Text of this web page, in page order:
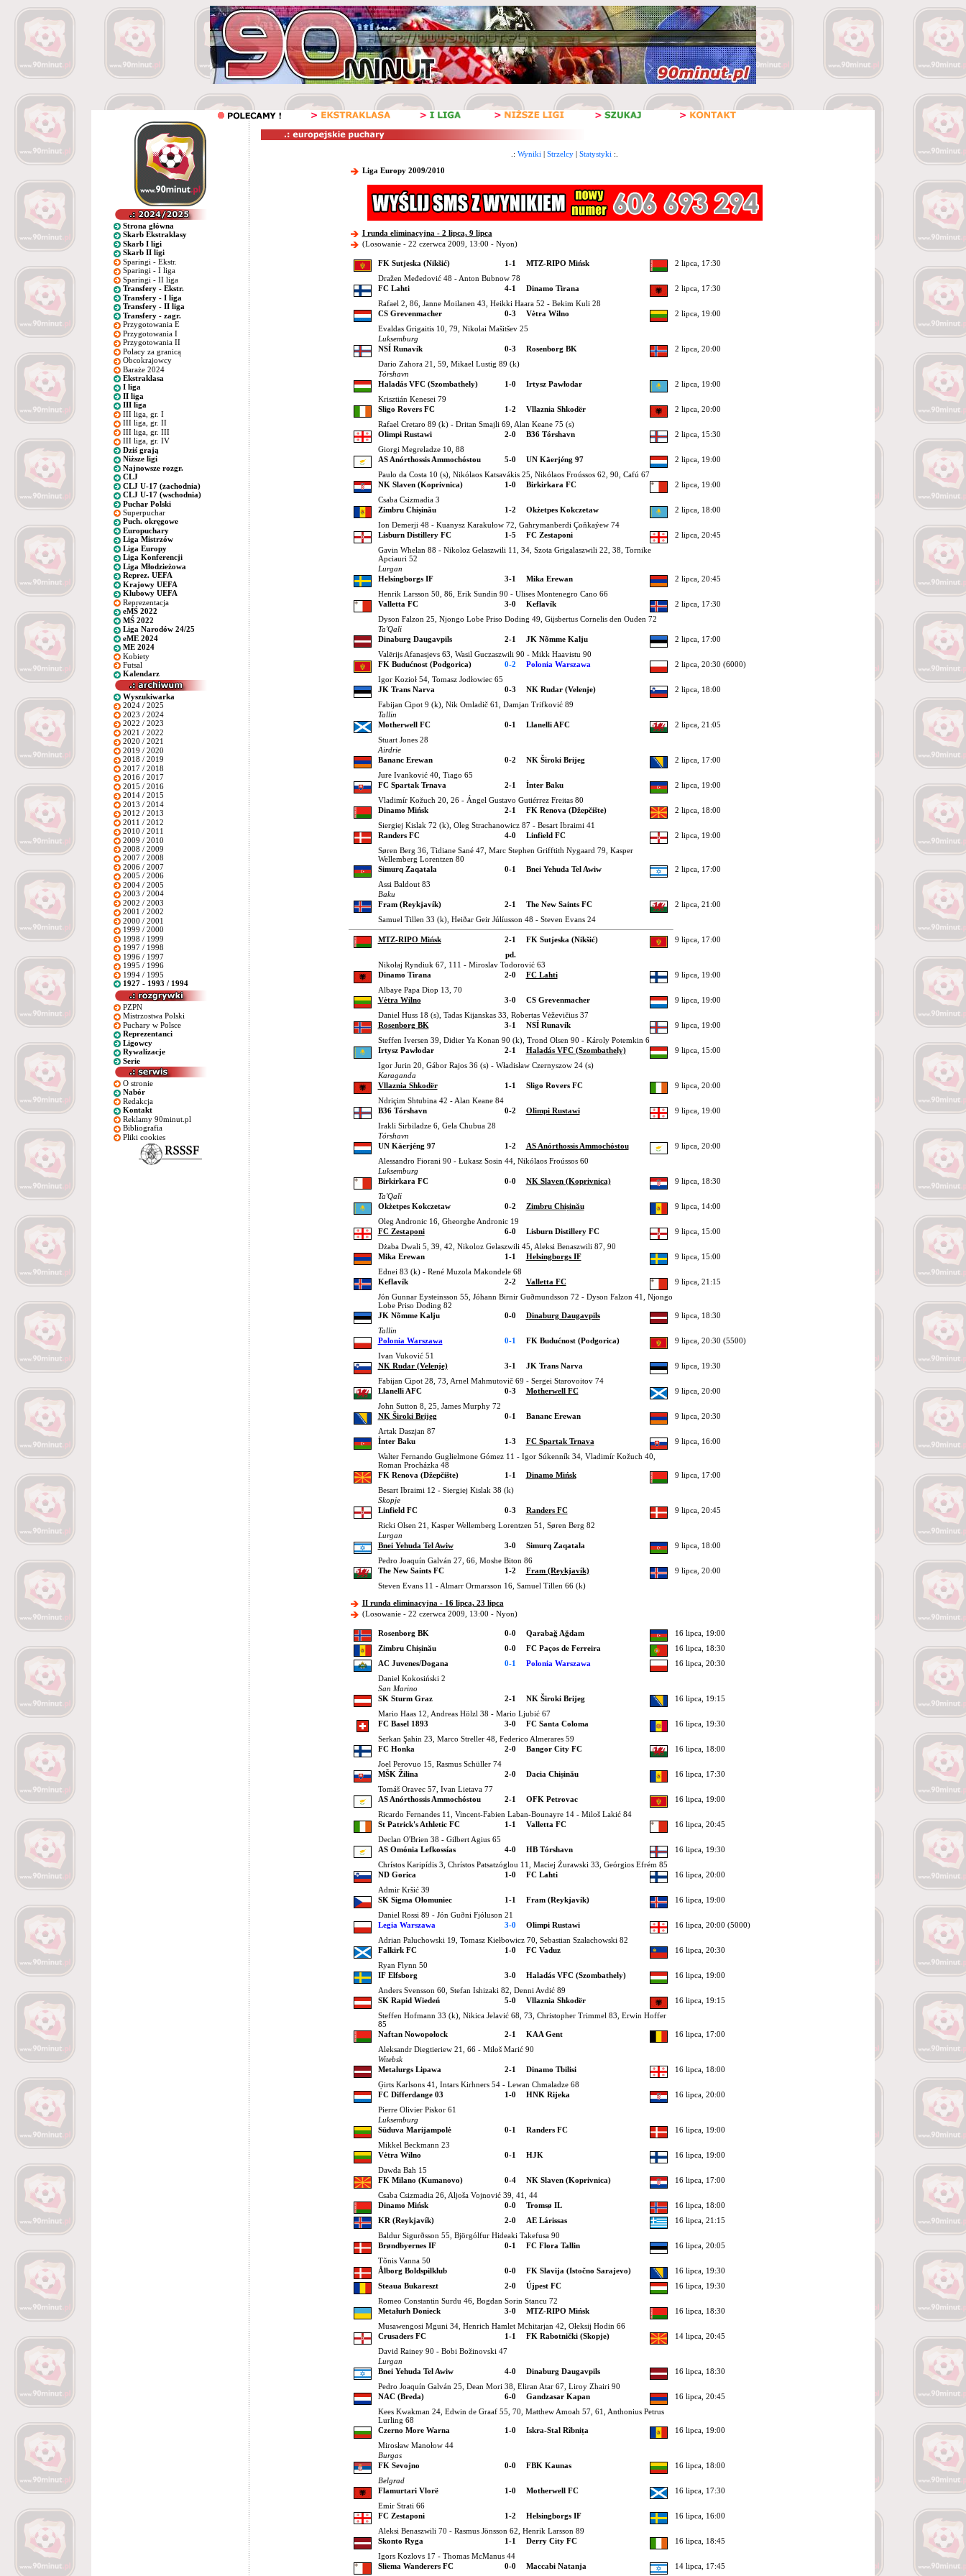
Strona główna
Skarb Ekstraklasy
Skarb I ligi
Skarb II ligi
Sparingi - Ekstr.
Sparingi - I liga
Sparingi - II liga
Transfery - Ekstr.
Transfery - I liga
Transfery - II liga
Transfery - zagr.
Przygotowania E
Przygotowania I
Przygotowania II
Polacy za granicą
Obcokrajowcy
Baraże 2024
Ekstraklasa
I liga
II liga
III liga
III liga, gr. I
III liga, gr. II
III liga, gr. III
III liga, gr. IV
Dziś grają
Niższe ligi
Najnowsze rozgr.
CLJ
CLJ U-17 (zachodnia)
CLJ U-17 (wschodnia)
Puchar Polski
Superpuchar
Puch. okręgowe
Europuchary
Liga Mistrzów
Liga Europy
Liga Konferencji
Liga Młodzieżowa
Reprez. UEFA
Krajowy UEFA
Klubowy UEFA
Reprezentacja
eMŚ 2022
MŚ 2022
Liga Narodów 24/25
eME 2024
ME 2024
Kobiety
Futsal
Kalendarz
Wyszukiwarka
2024 / 2025
2023 / 2024
2022 / 2023
2021 / 2022
2020 / 2021
2019 / 2020
2018 / 2019
2017 / 2018
2016 / 2017
2015 / 2016
2014 / 2015
2013 / 2014
2012 / 2013
2011 / 2012
2010 / 2011
2009 / 2010
2008 / 2009
2007 / 2008
2006 / 2007
2005 / 2006
2004 / 2005
2003 / 2004
2002 / 2003
2001 / 2002
2000 / 2001
1999 / 2000
1998 / 1999
1997 / 1998
1996 / 1997
1995 / 1996
1994 / 1995
1927 - 1993 / 1994
PZPN
Mistrzostwa Polski
Puchary w Polsce
Reprezentanci
Ligowcy
Rywalizacje
Serie
O stronie
Nabór
Redakcja
Kontakt
Reklamy 90minut.pl
Bibliografia
Pliki cookies
.: Wyniki | Strzelcy | Statystyki :.
Liga Europy 2009/2010
I runda eliminacyjna - 2 lipca, 9 lipca
(Losowanie - 22 czerwca 2009, 13:00 - Nyon)
FK Sutjeska (Nikšić) 1-1 MTZ-RIPO Mińsk
2 lipca, 17:30
Dražen Međedović 48 - Anton Bubnow 78
FC Lahti
4-1 Dinamo Tirana
2 lipca, 17:30
Rafael 2, 86, Janne Moilanen 43, Heikki Haara 52 - Bekim Kuli 28
CS Grevenmacher
0-3 Vėtra Wilno
2 lipca, 19:00
Evaldas Grigaitis 10, 79, Nikolai Mašitšev 25
Luksemburg
NSÍ Runavík
0-3 Rosenborg BK
2 lipca, 20:00
Dario Zahora 21, 59, Mikael Lustig 89 (k)
Tórshavn
Haladás VFC (Szombathely)
1-0 Irtysz Pawłodar
2 lipca, 19:00
Krisztián Kenesei 79
Sligo Rovers FC
1-2 Vllaznia Shkodër
2 lipca, 20:00
Rafael Cretaro 89 (k) - Dritan Smajli 69, Alan Keane 75 (s)
Olimpi Rustawi
2-0 B36 Tórshavn
2 lipca, 15:30
Giorgi Megreladze 10, 88
AS Anórthossis Ammochóstou
5-0 UN Käerjéng 97
2 lipca, 19:00
Paulo da Costa 10 (s), Nikólaos Katsavákis 25, Nikólaos Froússos 62, 90, Cafú 67
NK Slaven (Koprivnica)
1-0 Birkirkara FC
2 lipca, 19:00
Csaba Csizmadia 3
Zimbru Chișinău
1-2 Okżetpes Kokczetaw
2 lipca, 18:00
Ion Demerji 48 - Kuanysz Karakułow 72, Gahrymanberdi Çoňkaýew 74
Lisburn Distillery FC
1-5 FC Zestaponi
2 lipca, 20:45
Gavin Whelan 88 - Nikoloz Gelaszwili 11, 34, Szota Grigalaszwili 22, 38, Tornike
Apciauri 52
Lurgan
Helsingborgs IF
3-1 Mika Erewan
2 lipca, 20:45
Henrik Larsson 50, 86, Erik Sundin 90 - Ulises Montenegro Cano 66
Valletta FC
3-0 Keflavík
2 lipca, 17:30
Dyson Falzon 25, Njongo Lobe Priso Doding 49, Gijsbertus Cornelis den Ouden 72
Ta'Qali
Dinaburg Daugavpils
2-1 JK Nõmme Kalju
2 lipca, 17:00
Valērijs Afanasjevs 63, Wasil Guczaszwili 90 - Mikk Haavistu 90
FK Budućnost (Podgorica)
0-2 Polonia Warszawa
2 lipca, 20:30 (6000)
Igor Kozioł 54, Tomasz Jodłowiec 65
JK Trans Narva
0-3 NK Rudar (Velenje)
2 lipca, 18:00
Fabijan Cipot 9 (k), Nik Omladič 61, Damjan Trifković 89
Tallin
Motherwell FC
0-1 Llanelli AFC
2 lipca, 21:05
Stuart Jones 28
Airdrie
Bananc Erewan
0-2 NK Široki Brijeg
2 lipca, 17:00
Jure Ivanković 40, Tiago 65
FC Spartak Trnava
2-1 İnter Baku
2 lipca, 19:00
Vladimír Kožuch 20, 26 - Ángel Gustavo Gutiérrez Freitas 80
Dinamo Mińsk
2-1 FK Renova (Džepčište)
2 lipca, 18:00
Siergiej Kislak 72 (k), Oleg Strachanowicz 87 - Besart Ibraimi 41
Randers FC
4-0 Linfield FC
2 lipca, 19:00
Søren Berg 36, Tidiane Sané 47, Marc Stephen Grifftith Nygaard 79, Kasper
Wellemberg Lorentzen 80
Simurq Zaqatala
0-1 Bnei Yehuda Tel Awiw
2 lipca, 17:00
Assi Baldout 83
Baku
Fram (Reykjavík)
2-1 The New Saints FC
2 lipca, 21:00
Samuel Tillen 33 (k), Heiðar Geir Júlíusson 48 - Steven Evans 24
MTZ-RIPO Mińsk 2-1 FK Sutjeska (Nikšić)
9 lipca, 17:00
pd.
Nikołaj Ryndiuk 67, 111 - Miroslav Todorović 63
Dinamo Tirana
2-0 FC Lahti
9 lipca, 19:00
Albaye Papa Diop 13, 70
Vėtra Wilno
3-0 CS Grevenmacher
9 lipca, 19:00
Daniel Huss 18 (s), Tadas Kijanskas 33, Robertas Vėževičius 37
Rosenborg BK
3-1 NSÍ Runavík
9 lipca, 19:00
Steffen Iversen 39, Didier Ya Konan 90 (k), Trond Olsen 90 - Károly Potemkin 6
Irtysz Pawłodar
2-1 Haladás VFC (Szombathely)
9 lipca, 15:00
Igor Jurin 20, Gábor Rajos 36 (s) - Władisław Czernyszow 24 (s)
Karaganda
Vllaznia Shkodër
1-1 Sligo Rovers FC
9 lipca, 20:00
Ndriçim Shtubina 42 - Alan Keane 84
B36 Tórshavn
0-2 Olimpi Rustawi
9 lipca, 19:00
Irakli Sirbiladze 6, Gela Chubua 28
Tórshavn
UN Käerjéng 97
1-2 AS Anórthossis Ammochóstou
9 lipca, 20:00
Alessandro Fiorani 90 - Łukasz Sosin 44, Nikólaos Froússos 60
Luksemburg
Birkirkara FC
0-0 NK Slaven (Koprivnica)
9 lipca, 18:30
Ta'Qali
Okżetpes Kokczetaw
0-2 Zimbru Chișinău
9 lipca, 14:00
Oleg Andronic 16, Gheorghe Andronic 19
FC Zestaponi
6-0 Lisburn Distillery FC
9 lipca, 15:00
Dżaba Dwali 5, 39, 42, Nikoloz Gelaszwili 45, Aleksi Benaszwili 87, 90
Mika Erewan
1-1 Helsingborgs IF
9 lipca, 15:00
Ednei 83 (k) - René Muzola Makondele 68
Keflavík
2-2 Valletta FC
9 lipca, 21:15
Jón Gunnar Eysteinsson 55, Jóhann Birnir Guðmundsson 72 - Dyson Falzon 41, Njongo
Lobe Priso Doding 82
JK Nõmme Kalju
0-0 Dinaburg Daugavpils
9 lipca, 18:30
Tallin
Polonia Warszawa
0-1 FK Budućnost (Podgorica)
9 lipca, 20:30 (5500)
Ivan Vuković 51
NK Rudar (Velenje)
3-1 JK Trans Narva
9 lipca, 19:30
Fabijan Cipot 28, 73, Arnel Mahmutovič 69 - Sergei Starovoitov 74
Llanelli AFC
0-3 Motherwell FC
9 lipca, 20:00
John Sutton 8, 25, James Murphy 72
NK Široki Brijeg
0-1 Bananc Erewan
9 lipca, 20:30
Artak Daszjan 87
İnter Baku
1-3 FC Spartak Trnava
9 lipca, 16:00
Walter Fernando Guglielmone Gómez 11 - Igor Súkenník 34, Vladimír Kožuch 40,
Roman Procházka 48
FK Renova (Džepčište)
1-1 Dinamo Mińsk
9 lipca, 17:00
Besart Ibraimi 12 - Siergiej Kislak 38 (k)
Skopje
Linfield FC
0-3 Randers FC
9 lipca, 20:45
Ricki Olsen 21, Kasper Wellemberg Lorentzen 51, Søren Berg 82
Lurgan
Bnei Yehuda Tel Awiw
3-0 Simurq Zaqatala
9 lipca, 18:00
Pedro Joaquín Galván 27, 66, Moshe Biton 86
The New Saints FC
1-2 Fram (Reykjavík)
9 lipca, 20:00
Steven Evans 11 - Almarr Ormarsson 16, Samuel Tillen 66 (k)
II runda eliminacyjna - 16 lipca, 23 lipca
(Losowanie - 22 czerwca 2009, 13:00 - Nyon)
Rosenborg BK 0-0 Qarabağ Ağdam
16 lipca, 19:00
Zimbru Chișinău
0-0 FC Paços de Ferreira
16 lipca, 18:30
AC Juvenes/Dogana
0-1 Polonia Warszawa
16 lipca, 20:30
Daniel Kokosiński 2
San Marino
SK Sturm Graz
2-1 NK Široki Brijeg
16 lipca, 19:15
Mario Haas 12, Andreas Hölzl 38 - Mario Ljubić 67
FC Basel 1893
3-0 FC Santa Coloma
16 lipca, 19:30
Serkan Şahin 23, Marco Streller 48, Federico Almerares 59
FC Honka
2-0 Bangor City FC
16 lipca, 18:00
Joel Perovuo 15, Rasmus Schüller 74
MŠK Žilina
2-0 Dacia Chișinău
16 lipca, 17:30
Tomáš Oravec 57, Ivan Lietava 77
AS Anórthossis Ammochóstou
2-1 OFK Petrovac
16 lipca, 19:00
Ricardo Fernandes 11, Vincent-Fabien Laban-Bounayre 14 - Miloš Lakić 84
St Patrick's Athletic FC
1-1 Valletta FC
16 lipca, 20:45
Declan O'Brien 38 - Gilbert Agius 65
AS Omónia Lefkossías
4-0 HB Tórshavn
16 lipca, 19:30
Chrístos Karipídis 3, Chrístos Patsatzóglou 11, Maciej Żurawski 33, Geórgios Efrém 85
ND Gorica
1-0 FC Lahti
16 lipca, 20:00
Admir Kršić 39
SK Sigma Ołomuniec
1-1 Fram (Reykjavík)
16 lipca, 19:00
Daniel Rossi 89 - Jón Guðni Fjóluson 21
Legia Warszawa
3-0 Olimpi Rustawi
16 lipca, 20:00 (5000)
Adrian Paluchowski 19, Tomasz Kiełbowicz 70, Sebastian Szałachowski 82
Falkirk FC
1-0 FC Vaduz
16 lipca, 20:30
Ryan Flynn 50
IF Elfsborg
3-0 Haladás VFC (Szombathely)
16 lipca, 19:00
Anders Svensson 60, Stefan Ishizaki 82, Denni Avdić 89
SK Rapid Wiedeń
5-0 Vllaznia Shkodër
16 lipca, 19:15
Steffen Hofmann 33 (k), Nikica Jelavić 68, 73, Christopher Trimmel 83, Erwin Hoffer
85
Naftan Nowopołock
2-1 KAA Gent
16 lipca, 17:00
Aleksandr Diegtieriew 21, 66 - Miloš Marić 90
Witebsk
Metalurgs Lipawa
2-1 Dinamo Tbilisi
16 lipca, 18:00
Ģirts Karlsons 41, Intars Kirhners 54 - Lewan Chmaladze 68
FC Differdange 03
1-0 HNK Rijeka
16 lipca, 20:00
Pierre Olivier Piskor 61
Luksemburg
Sūduva Marijampolė
0-1 Randers FC
16 lipca, 19:00
Mikkel Beckmann 23
Vėtra Wilno
0-1 HJK
16 lipca, 19:00
Dawda Bah 15
FK Milano (Kumanovo)
0-4 NK Slaven (Koprivnica)
16 lipca, 17:00
Csaba Csizmadia 26, Aljoša Vojnović 39, 41, 44
Dinamo Mińsk
0-0 Tromsø IL
16 lipca, 18:00
KR (Reykjavík)
2-0 AE Lárissas
16 lipca, 21:15
Baldur Sigurðsson 55, Björgólfur Hideaki Takefusa 90
Brøndbyernes IF
0-1 FC Flora Tallin
16 lipca, 20:05
Tõnis Vanna 50
Ålborg Boldspilklub
0-0 FK Slavija (Istočno Sarajevo)
16 lipca, 19:30
Steaua Bukareszt
2-0 Újpest FC
16 lipca, 19:30
Romeo Constantin Surdu 46, Bogdan Sorin Stancu 72
Metałurh Donieck
3-0 MTZ-RIPO Mińsk
16 lipca, 18:30
Musawengosi Mguni 34, Henrich Hamlet Mchitarjan 42, Ołeksij Hodin 66
Crusaders FC
1-1 FK Rabotnički (Skopje)
14 lipca, 20:45
David Rainey 90 - Bobi Božinovski 47
Lurgan
Bnei Yehuda Tel Awiw
4-0 Dinaburg Daugavpils
16 lipca, 18:30
Pedro Joaquín Galván 25, Dean Mori 38, Eliran Atar 67, Liroy Zhairi 90
NAC (Breda)
6-0 Gandzasar Kapan
16 lipca, 20:45
Kees Kwakman 24, Edwin de Graaf 55, 70, Matthew Amoah 57, 61, Anthonius Petrus
Lurling 68
Czerno More Warna
1-0 Iskra-Stal Rîbnița
16 lipca, 19:00
Mirosław Manołow 44
Burgas
FK Sevojno
0-0 FBK Kaunas
16 lipca, 18:00
Belgrad
Flamurtari Vlorë
1-0 Motherwell FC
16 lipca, 17:30
Emir Strati 66
FC Zestaponi
1-2 Helsingborgs IF
16 lipca, 16:00
Aleksi Benaszwili 70 - Rasmus Jönsson 62, Henrik Larsson 89
Skonto Ryga
1-1 Derry City FC
16 lipca, 18:45
Igors Kozlovs 17 - Thomas McManus 44
Sliema Wanderers FC
0-0 Maccabi Natanja 14 lipca, 17:45